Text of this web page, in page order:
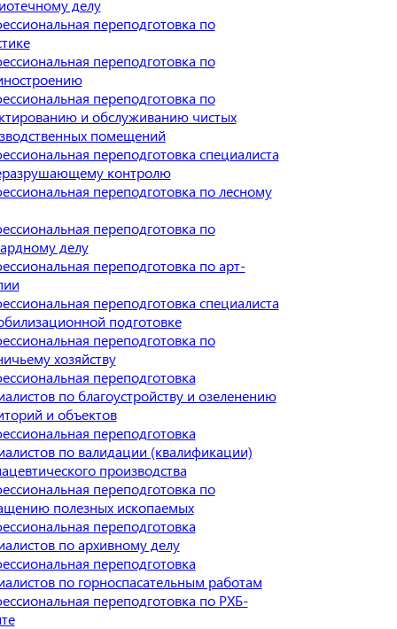
делу
переподготовка по
переподготовка по
переподготовка по
и обслуживанию чистых
помещений
переподготовка специалиста
контролю
переподготовка по лесному
переподготовка по
делу
переподготовка по арт-
переподготовка специалиста
подготовке
переподготовка по
хозяйству
переподготовка
по благоустройству и озеленению
и объектов
переподготовка
по валидации (квалификации)
производства
переподготовка по
полезных ископаемых
переподготовка
по архивному делу
переподготовка
по горноспасательным работам
переподготовка по РХБ-